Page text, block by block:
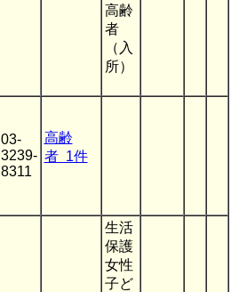
高齢
者
（入
所）
03-
3239-
8311
高齢
者 1件
生活
保護
女性
子ど